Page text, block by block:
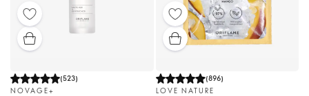
(523)
NOVAGE+
(896)
LOVE NATURE